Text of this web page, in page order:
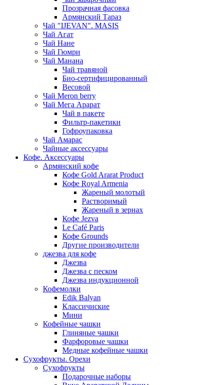
Прозрачная фасовка
Армянский Тараз
Чай "IJEVAN". MASIS
Чай Агат
Чай Нане
Чай Гюмри
Чай Манана
Чай травяной
Био-сертифицированный
Весовой
Чай Meron berry
Чай Мега Арарат
Чай в пакете
Фильтр-пакетики
Гофроупаковка
Чай Амарас
Чайные аксессуары
Кофе. Аксессуары
Армянский кофе
Кофе Gold Ararat Product
Кофе Royal Armenia
Жареный молотый
Растворимый
Жареный в зернах
Кофе Jezva
Le Café Paris
Кофе Grounds
Другие производители
джезва для кофе
Джезва
Джезва с песком
Джезва индукционной
Кофемолки
Edik Balyan
Классичиские
Мини
Кофейные чашки
Глиняные чашки
Фарфоровые чашки
Медные кофейные чашки
Сухофрукты. Орехи
Сухофрукты
Подарочные наборы